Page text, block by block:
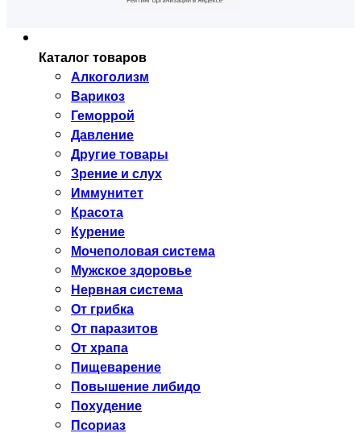
Каталог товаров
Алкоголизм
Варикоз
Геморрой
Давление
Другие товары
Зрение и слух
Иммунитет
Красота
Курение
Мочеполовая система
Мужское здоровье
Нервная система
От грибка
От паразитов
От храпа
Пищеварение
Повышение либидо
Похудение
Псориаз